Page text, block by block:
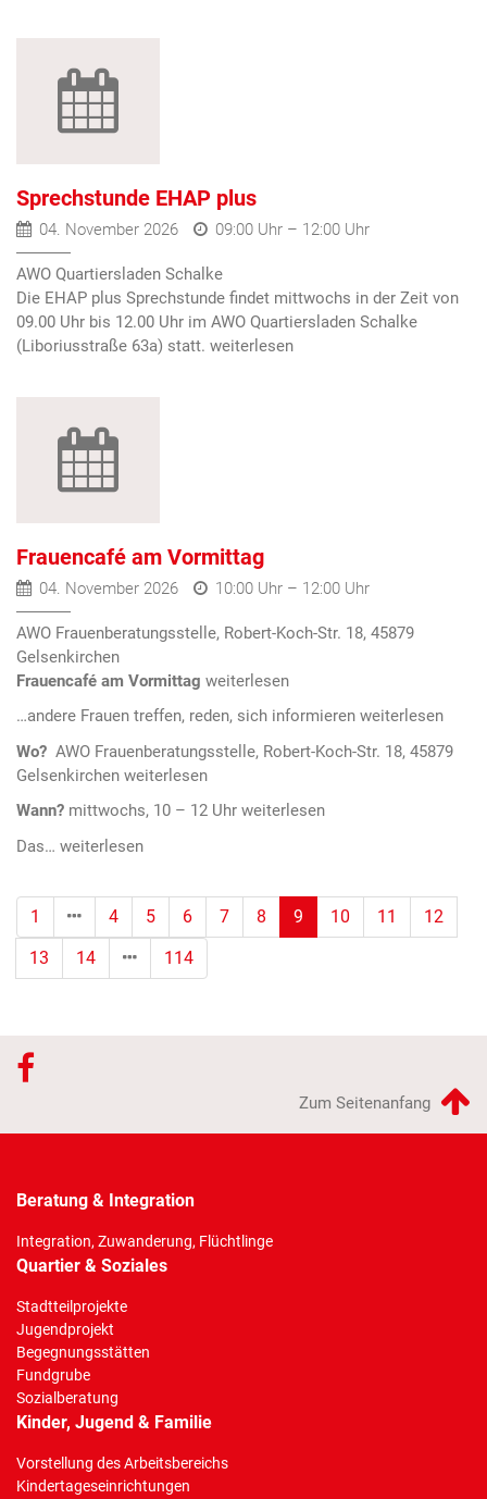
Sprechstunde EHAP plus
04. November 2026 09:00 Uhr – 12:00 Uhr
AWO Quartiersladen Schalke
Die EHAP plus Sprechstunde findet mittwochs in der Zeit von
09.00 Uhr bis 12.00 Uhr im AWO Quartiersladen Schalke
(Liboriusstraße 63a) statt.
Frauencafé am Vormittag
04. November 2026 10:00 Uhr – 12:00 Uhr
AWO Frauenberatungsstelle, Robert-Koch-Str. 18, 45879
Gelsenkirchen
Frauencafé am Vormittag
…andere Frauen treffen, reden, sich informieren
Wo? AWO Frauenberatungsstelle, Robert-Koch-Str. 18, 45879
Gelsenkirchen
Wann? mittwochs, 10 – 12 Uhr
Das…
1 4 5 6 7 8 9 (Standort)
10 11
12
13
14 114
Zum Seitenanfang
Beratung & Integration
Integration, Zuwanderung, Flüchtlinge
Quartier & Soziales
Stadtteilprojekte
Jugendprojekt
Begegnungsstätten
Fundgrube
Sozialberatung
Kinder, Jugend & Familie
Vorstellung des Arbeitsbereichs
Kindertageseinrichtungen